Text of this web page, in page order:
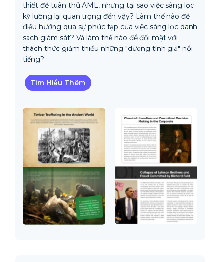
thiết để tuân thủ AML, nhưng tại sao việc sàng lọc
kỹ lưỡng lại quan trọng đến vậy? Làm thế nào để
điều hướng qua sự phức tạp của việc sàng lọc danh
sách giám sát? Và làm thế nào để đối mặt với
thách thức giảm thiểu những "dương tính giả" nổi
tiếng?
Tìm Hiểu Thêm